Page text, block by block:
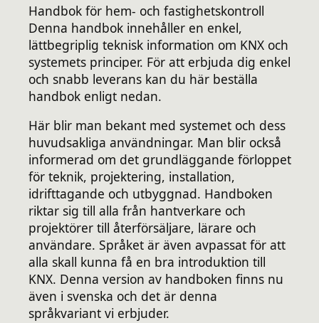
Handbok för hem- och fastighetskontroll
Denna handbok innehåller en enkel,
lättbegriplig teknisk information om KNX och
systemets principer. För att erbjuda dig enkel
och snabb leverans kan du här beställa
handbok enligt nedan.
Här blir man bekant med systemet och dess
huvudsakliga användningar. Man blir också
informerad om det grundläggande förloppet
för teknik, projektering, installation,
idrifttagande och utbyggnad. Handboken
riktar sig till alla från hantverkare och
projektörer till återförsäljare, lärare och
användare. Språket är även avpassat för att
alla skall kunna få en bra introduktion till
KNX. Denna version av handboken finns nu
även i svenska och det är denna
språkvariant vi erbjuder.